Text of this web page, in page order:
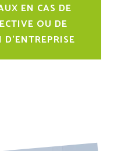
EN CAS DE
OU DE